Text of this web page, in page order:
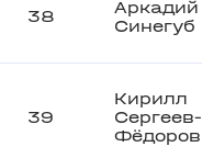
38
Аркадий
Синегуб
39
Кирилл
Сергеев-
Фёдоров